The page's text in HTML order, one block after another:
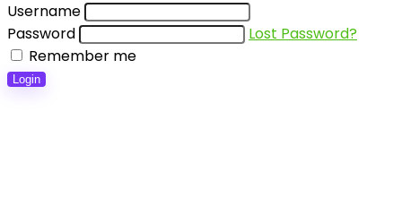
Username
Password
Lost Password?
Remember me
Login